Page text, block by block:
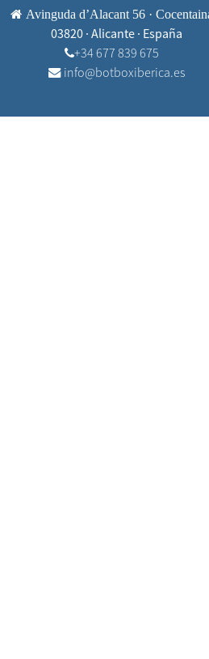
Avinguda d’Alacant 56 ·
03820 · Alicante · España
+34 677 839 675
info@botboxiberica.es